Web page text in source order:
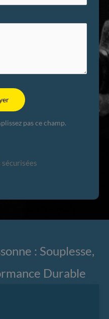
pas ce champ.
sécurisées
: Souplesse,
Durable